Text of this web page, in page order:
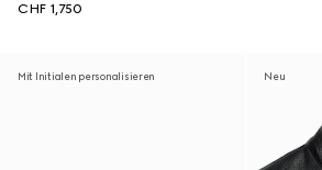
CHF 1,750
Mit Initialen personalisieren Neu